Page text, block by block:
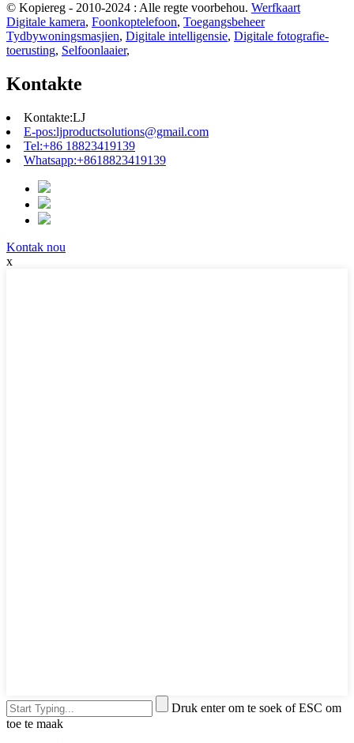
© Kopiereg - 2010-2024 : Alle regte voorbehou. Werfkaart
Digitale kamera, Foonkoptelefoon, Toegangsbeheer
Tydbywoningsmasjien, Digitale intelligensie, Digitale fotografie-
toerusting, Selfoonlaaier,
Kontakte
Kontakte:LJ
E-pos:ljproductsolutions@gmail.com
Tel:+86 18823419139
Whatsapp:+8618823419139
Kontak nou
x
Druk enter om te soek of ESC om
toe te maak